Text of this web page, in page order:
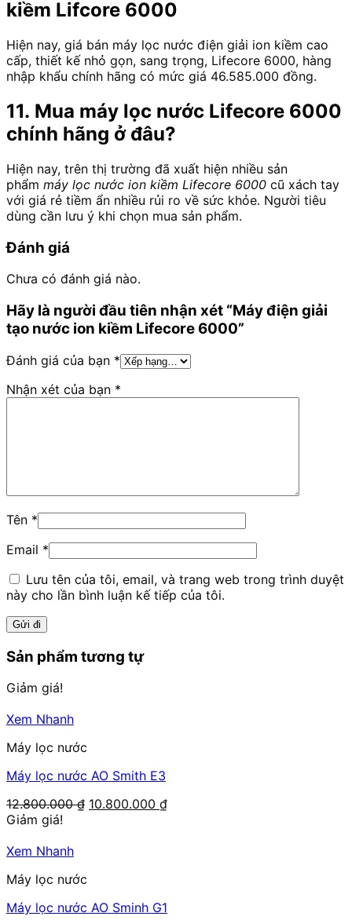
kiềm Lifcore 6000
Hiện nay, giá bán máy lọc nước điện giải ion kiềm cao
cấp, thiết kế nhỏ gọn, sang trọng, Lifecore 6000, hàng
nhập khẩu chính hãng có mức giá 46.585.000 đồng.
11. Mua máy lọc nước Lifecore 6000
chính hãng ở đâu?
Hiện nay, trên thị trường đã xuất hiện nhiều sản
phẩm máy lọc nước ion kiềm Lifecore 6000 cũ xách tay
với giá rẻ tiềm ẩn nhiều rủi ro về sức khỏe. Người tiêu
dùng cần lưu ý khi chọn mua sản phẩm.
Đánh giá
Chưa có đánh giá nào.
Hãy là người đầu tiên nhận xét “Máy điện giải
tạo nước ion kiềm Lifecore 6000”
Đánh giá của bạn *
Nhận xét của bạn *
Tên *
Email *
Lưu tên của tôi, email, và trang web trong trình duyệt
này cho lần bình luận kế tiếp của tôi.
Sản phẩm tương tự
Giảm giá!
Xem Nhanh
Máy lọc nước
Máy lọc nước AO Smith E3
12.800.000₫ Giá
10.800.000 ₫Giá
Giảm giá!
Xem Nhanh
Máy lọc nước
Máy lọc nước AO Sminh G1